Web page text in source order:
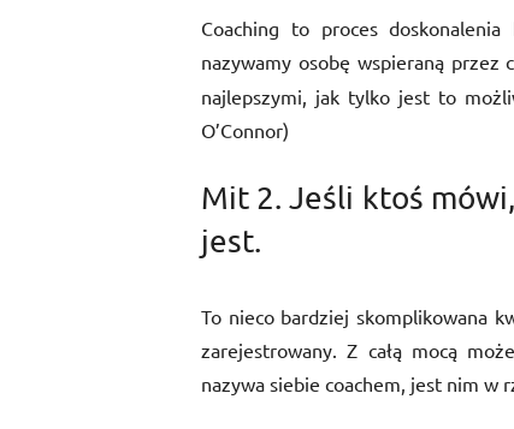
Coaching to proces
nazywamy osobę wspieraną przez
najlepszymi, jak tylko jest to
O’Connor)
Mit 2. Jeśli ktoś
jest.
To nieco bardziej skomplikowana
zarejestrowany. Z całą mocą
nazywa siebie coachem, jest nim w